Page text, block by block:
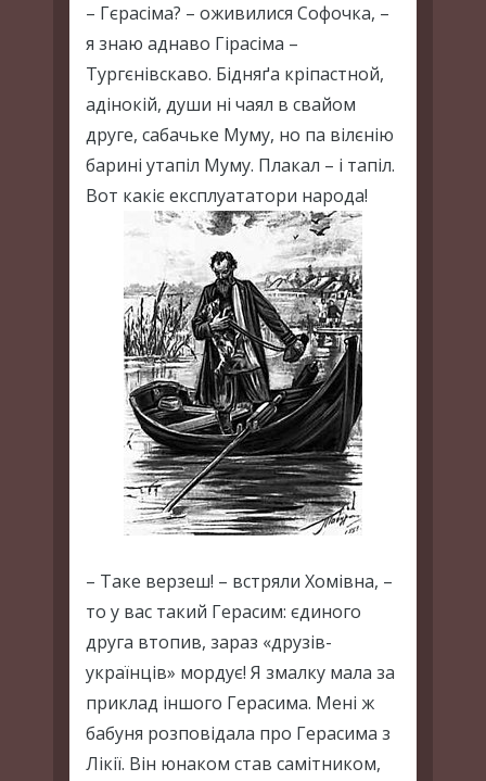
– Гєрасіма? – оживилися Софочка, –
я знаю аднаво Гірасіма –
Тургєнівскаво. Бідняґа кріпастной,
адінокій, души ні чаял в свайом
друге, сабачьке Муму, но па вілєнію
барині утапіл Муму. Плакал – і тапіл.
Вот какіє експлуататори народа!
– Таке верзеш! – встряли Хомівна, –
то у вас такий Герасим: єдиного
друга втопив, зараз «друзів-
українців» мордує! Я змалку мала за
приклад іншого Герасима. Мені ж
бабуня розповідала про Герасима з
Лікії. Він юнаком став самітником,